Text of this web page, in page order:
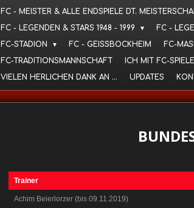
FC - MEISTER & ALLE ENDSPIELE DT.
FC - LEGENDEN & STARS 1948 - 1999
FC -
FC-STADION
FC - GEISSBOCKHEIM FC-
FC-TRADITIONSMANNSCHAFT
ICH MIT FC-
VIELEN HERLICHEN DANK AN ...
UPDATES
Trainer
Achim Beierlorzer (bis 09.11.2019)